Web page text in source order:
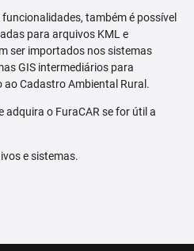
também é possível
para arquivos KML e
ser importados nos sistemas
GIS intermediários para
Cadastro Ambiental Rural.
adquira o FuraCAR se for útil a
e sistemas.